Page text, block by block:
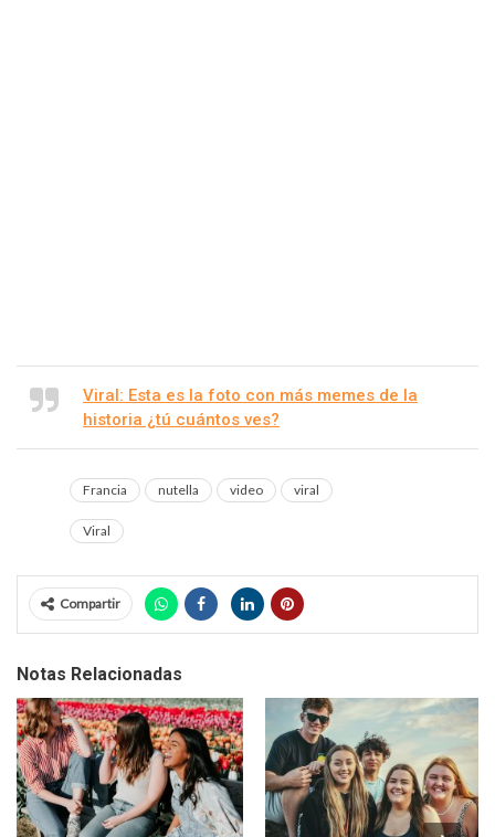
Viral: Esta es la foto con más memes de la
historia ¿tú cuántos ves?
Francia nutella video viral
Viral
Compartir
Notas Relacionadas